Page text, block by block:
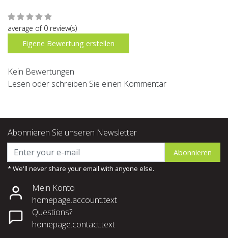
average of 0 review(s)
Eigene Bewertung erstellen
Kein Bewertungen
Lesen oder schreiben Sie einen Kommentar
Abonnieren Sie unseren Newsletter
Abonnieren
* We'll never share your email with anyone else.
Mein Konto
homepage.account.text
Questions?
homepage.contact.text